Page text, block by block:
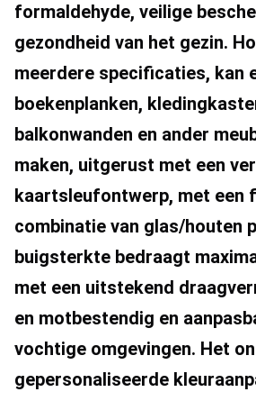
formaldehyde, veilige
gezondheid van het gezin.
meerdere specificaties, kan
boekenplanken,
balkonwanden en ander
maken, uitgerust met een
kaartsleufontwerp, met een
combinatie van glas/houten
buigsterkte bedraagt
met een uitstekend
en motbestendig en
vochtige omgevingen. Het
gepersonaliseerde